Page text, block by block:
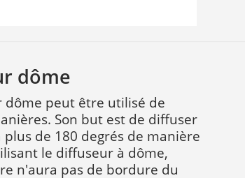
dôme
dôme peut être utilisé de
Son but est de diffuser
de 180 degrés de manière
le diffuseur à dôme,
n'aura pas de bordure du